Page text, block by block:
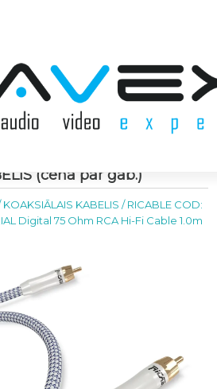
PC1 PRIMUS COAXIAL
(cena par gab.)
KOAKSIĀLAIS KABELIS /RICABLE COD:
Digital 75 Ohm RCA Hi-Fi Cable 1.0m